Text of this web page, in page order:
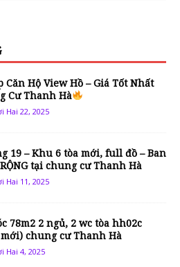
Căn Hộ View Hồ – Giá Tốt Nhất
Cư Thanh Hà
Hai 22, 2025
19 – Khu 6 tòa mới, full đồ – Ban
tại chung cư Thanh Hà
Hai 11, 2025
78m2 2 ngủ, 2 wc tòa hh02c
chung cư Thanh Hà
Hai 4, 2025